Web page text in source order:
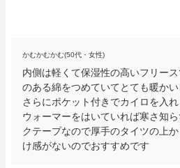
かむかむかむ(50代・女性)
内側は軽くて保湿性の高いフリー
のある綿をつめていてとても暖かい
さらにポケット付きでカイロを入
ウォーマーをはいていれば寒さ知
クテープなので厚手のタイツの上
け感がないのでおすすめです